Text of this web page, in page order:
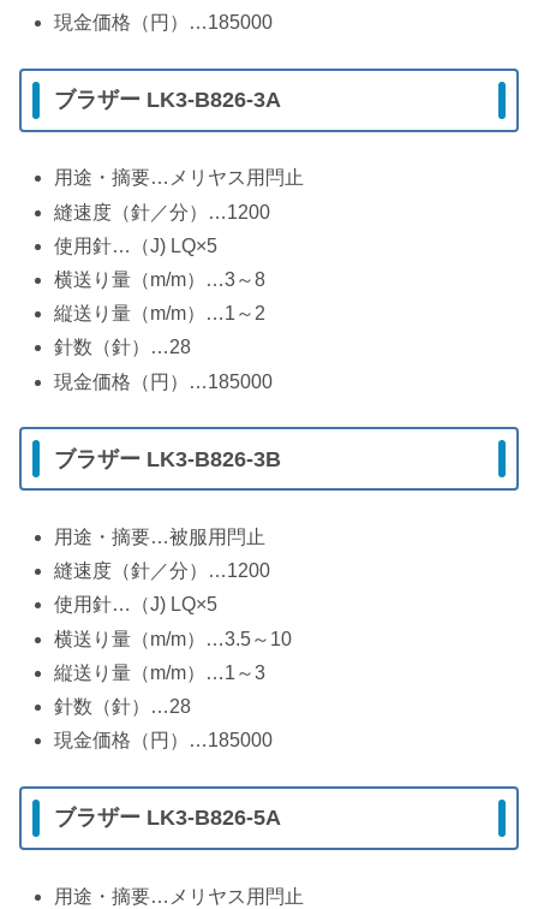
現金価格（円）…185000
ブラザー LK3-B826-3A
用途・摘要…メリヤス用閂止
縫速度（針／分）…1200
使用針…（J) LQ×5
横送り量（m/m）…3～8
縦送り量（m/m）…1～2
針数（針）…28
現金価格（円）…185000
ブラザー LK3-B826-3B
用途・摘要…被服用閂止
縫速度（針／分）…1200
使用針…（J) LQ×5
横送り量（m/m）…3.5～10
縦送り量（m/m）…1～3
針数（針）…28
現金価格（円）…185000
ブラザー LK3-B826-5A
用途・摘要…メリヤス用閂止